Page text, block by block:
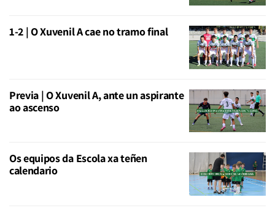
1-2 | O Xuvenil A cae no tramo final
Previa | O Xuvenil A, ante un aspirante
ao ascenso
Os equipos da Escola xa teñen
calendario